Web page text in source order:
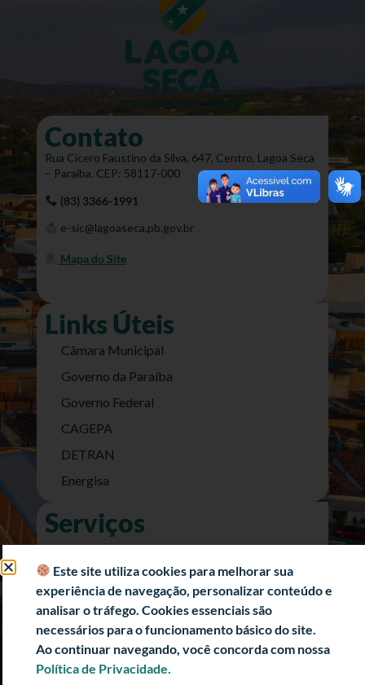
Contato
Rua Cícero Faustino da Silva, 647, Centro, Lagoa Seca
– Paraíba. CEP: 58117-000
(83) 3366-1991
e-sic@lagoaseca.pb.gov.br
Mapa do Site
Links Úteis
Câmara Municipal
Governo da Paraíba
Governo Federal
CAGEPA
DETRAN
Energisa
Serviços
Nota Fiscal Eletrônica
e-SIC (Acesso a Informação)
Transparência Fiscal
História
Informações Turísticas
Este site utiliza cookies para melhorar sua
experiência de navegação, personalizar conteúdo e
analisar o tráfego. Cookies essenciais são
necessários para o funcionamento básico do site.
Ao continuar navegando, você concorda com nossa
Política de Privacidade.